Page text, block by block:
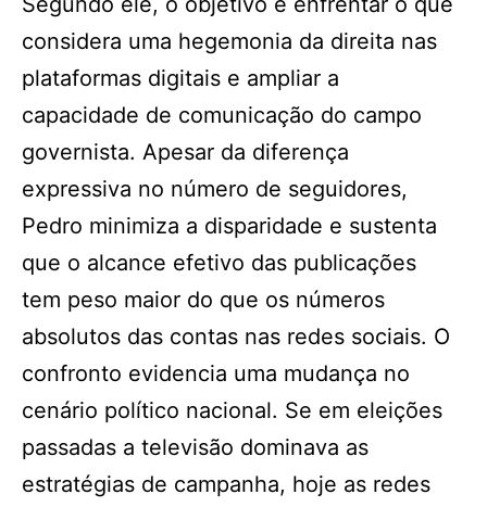
considera uma hegemonia da direita nas
plataformas digitais e ampliar a
capacidade de comunicação do campo
governista. Apesar da diferença
expressiva no número de seguidores,
Pedro minimiza a disparidade e sustenta
que o alcance efetivo das publicações
tem peso maior do que os números
absolutos das contas nas redes sociais. O
confronto evidencia uma mudança no
cenário político nacional. Se em eleições
passadas a televisão dominava as
estratégias de campanha, hoje as redes